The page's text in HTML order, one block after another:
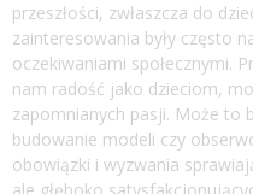
przeszłości, zwłaszcza do
zainteresowania były często
oczekiwaniami społecznymi.
nam radość jako dzieciom,
zapomnianych pasji. Może to
budowanie modeli czy
obowiązki i wyzwania